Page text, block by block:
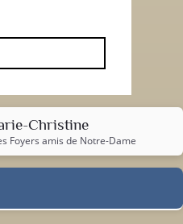
Christine
Foyers amis de Notre-Dame